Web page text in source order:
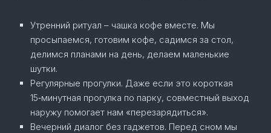
Утренний ритуал – чашка кофе вместе. Мы
просыпаемся, готовим кофе, садимся за стол,
делимся планами на день, делаем маленькие
шутки.
Регулярные прогулки. Даже если это короткая
15‑минутная прогулка по парку, совместный выход
наружу помогает нам «перезарядиться».
Вечерний диалог без гаджетов. Перед сном мы